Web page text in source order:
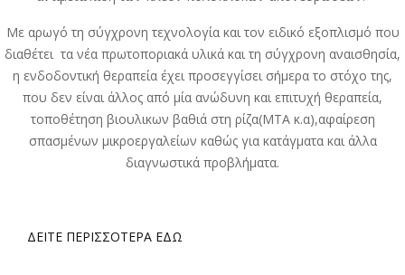
Με αρωγό τη σύγχρονη τεχνολογία και τον ειδικό εξοπλισμό που
διαθέτει τα νέα πρωτοποριακά υλικά και τη σύγχρονη αναισθησία,
η ενδοδοντική θεραπεία έχει προσεγγίσει σήμερα το στόχο της,
που δεν είναι άλλος από μία ανώδυνη και επιτυχή θεραπεία,
τοποθέτηση βιουλικων βαθιά στη ρίζα(ΜΤΑ κ.α),αφαίρεση
σπασμένων μικροεργαλείων καθώς για κατάγματα και άλλα
διαγνωστικά προβλήματα.
ΔΕΊΤΕ ΠΕΡΙΣΣΌΤΕΡΑ ΕΔΩ